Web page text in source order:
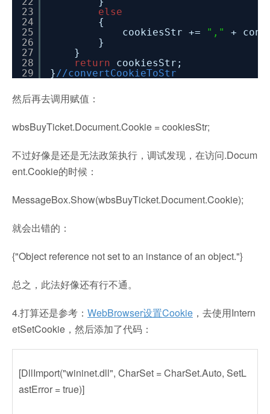
23
24
25
26
27
28
29
else
{
cookiesStr +=
","
+
}
}
return
cookiesStr;
}//convertCookieToStr
然后再去调用赋值：
wbsBuyTicket.Document.Cookie = cookiesStr;
不过好像是还是无法政策执行，调试发现，在访问.Docum
ent.Cookie的时候：
MessageBox.Show(wbsBuyTicket.Document.Cookie);
就会出错的：
{"Object reference not set to an instance of an object."}
总之，此法好像还有行不通。
4.打算还是参考： WebBrowser设置Cookie ，去使用Intern
etSetCookie，然后添加了代码：
[DllImport("wininet.dll", CharSet = CharSet.Auto, SetL
astError = true)]